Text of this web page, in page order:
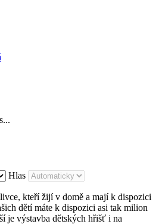
Hlas
kteří žijí v domě a mají k dispozici
dětí máte k dispozici asi tak milion
je výstavba dětských hřišť i na